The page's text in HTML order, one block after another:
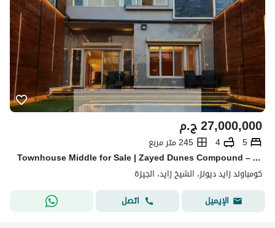
ج.م27,000,000
5
4
245 متر مربع
Townhouse Middle for Sale | Zayed Dunes Compound – Sheikh Zayed
كومباوند زايد ديونز، الشيخ زايد، الجيزة
الإيميل
اتصل